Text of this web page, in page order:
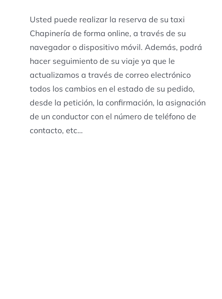
Usted puede realizar la reserva de su taxi
Chapinería de forma online, a través de su
navegador o dispositivo móvil. Además, podrá
hacer seguimiento de su viaje ya que le
actualizamos a través de correo electrónico
todos los cambios en el estado de su pedido,
desde la petición, la confirmación, la asignación
de un conductor con el número de teléfono de
contacto, etc…